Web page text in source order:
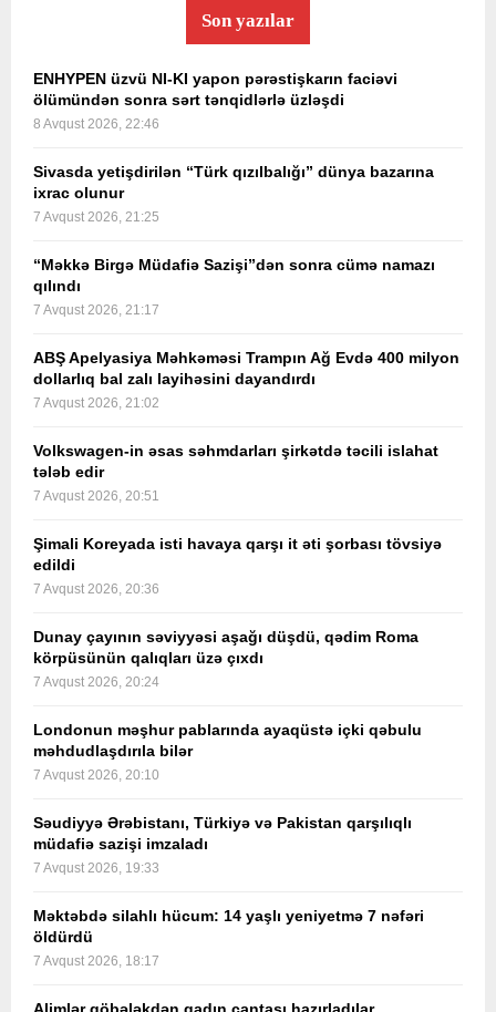
Son yazılar
ENHYPEN üzvü NI-KI yapon pərəstişkarın faciəvi
ölümündən sonra sərt tənqidlərlə üzləşdi
8 Avqust 2026, 22:46
Sivasda yetişdirilən “Türk qızılbalığı” dünya bazarına
ixrac olunur
7 Avqust 2026, 21:25
“Məkkə Birgə Müdafiə Sazişi”dən sonra cümə namazı
qılındı
7 Avqust 2026, 21:17
ABŞ Apelyasiya Məhkəməsi Trampın Ağ Evdə 400 milyon
dollarlıq bal zalı layihəsini dayandırdı
7 Avqust 2026, 21:02
Volkswagen-in əsas səhmdarları şirkətdə təcili islahat
tələb edir
7 Avqust 2026, 20:51
Şimali Koreyada isti havaya qarşı it əti şorbası tövsiyə
edildi
7 Avqust 2026, 20:36
Dunay çayının səviyyəsi aşağı düşdü, qədim Roma
körpüsünün qalıqları üzə çıxdı
7 Avqust 2026, 20:24
Londonun məşhur pablarında ayaqüstə içki qəbulu
məhdudlaşdırıla bilər
7 Avqust 2026, 20:10
Səudiyyə Ərəbistanı, Türkiyə və Pakistan qarşılıqlı
müdafiə sazişi imzaladı
7 Avqust 2026, 19:33
Məktəbdə silahlı hücum: 14 yaşlı yeniyetmə 7 nəfəri
öldürdü
7 Avqust 2026, 18:17